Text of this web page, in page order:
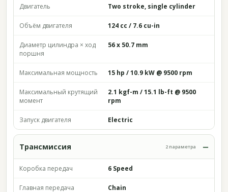
Двигатель Two stroke, single cylinder
Объём двигателя 124 cc / 7.6 cu-in
Диаметр цилиндра × ход
поршня
56 x 50.7 mm
Максимальная мощность 15 hp / 10.9 kW @ 9500 rpm
Максимальный крутящий
момент
2.1 kgf-m / 15.1 lb-ft @ 9500
rpm
Запуск двигателя Electric
Трансмиссия 2 параметра
Коробка передач 6 Speed
Главная передача Chain